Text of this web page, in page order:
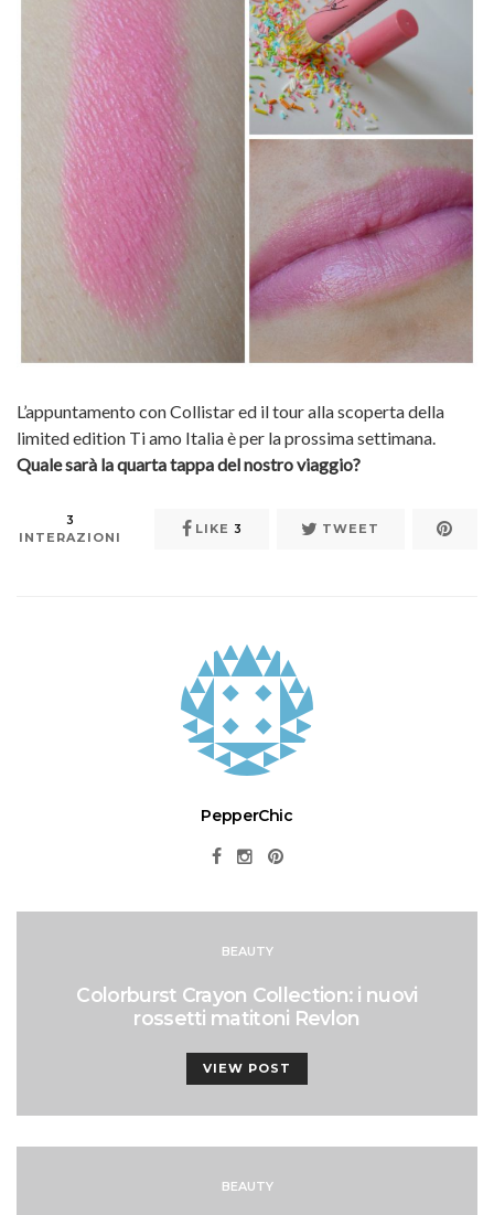
L’appuntamento con Collistar ed il tour alla scoperta della
limited edition Ti amo Italia è per la prossima settimana.
Quale sarà la quarta tappa del nostro viaggio?
3
INTERAZIONI
LIKE 3 TWEET
PepperChic
BEAUTY
Colorburst Crayon Collection: i nuovi
rossetti matitoni Revlon
VIEW POST
BEAUTY